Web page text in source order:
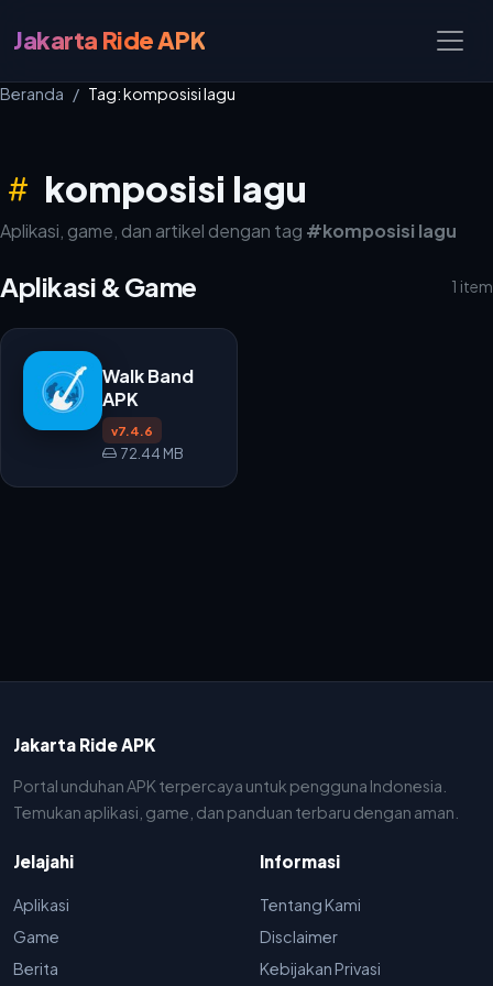
Jakarta Ride APK
Beranda Tag: komposisi lagu
komposisi lagu
Aplikasi, game, dan artikel dengan tag #komposisi lagu
Aplikasi & Game 1 item
Walk Band
APK
v7.4.6
72.44 MB
Jakarta Ride APK
Portal unduhan APK terpercaya untuk pengguna Indonesia.
Temukan aplikasi, game, dan panduan terbaru dengan aman.
Jelajahi
Aplikasi
Game
Berita
Informasi
Tentang Kami
Disclaimer
Kebijakan Privasi